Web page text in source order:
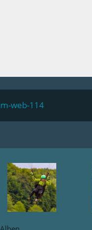
web-114